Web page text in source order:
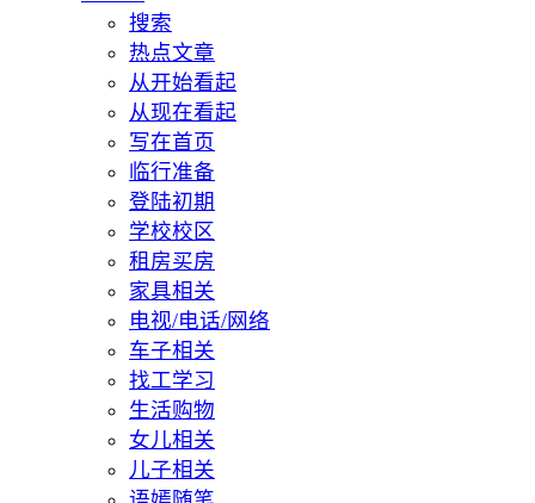
搜索
热点文章
从开始看起
从现在看起
写在首页
临行准备
登陆初期
学校校区
租房买房
家具相关
电视/电话/网络
车子相关
找工学习
生活购物
女儿相关
儿子相关